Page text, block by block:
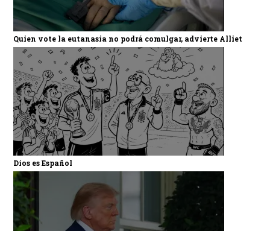
Quien vote la eutanasia no podrá comulgar, advierte Alliet
Dios es Español